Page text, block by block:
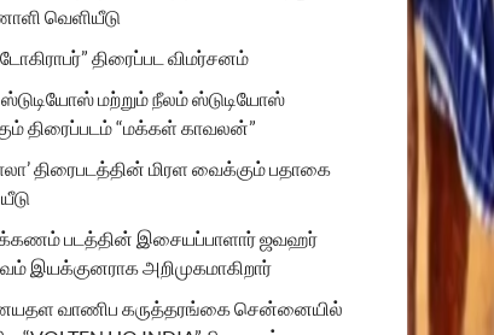
வெளியீடு
திரைப்பட விமர்சனம்
ஸ்டுடியோஸ் மற்றும் நீலம் ஸ்டுடியோஸ்
திரைப்படம் “மக்கள் காவலன்”
திரைபடத்தின் மிரள வைக்கும் பதாகை
படத்தின் இசையப்பாளார் ஜவஹர்
இயக்குனராக அறிமுகமாகிறார்
வாணிப கருத்தரங்கை சென்னையில்